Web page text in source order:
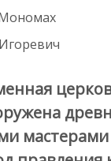
мастерами